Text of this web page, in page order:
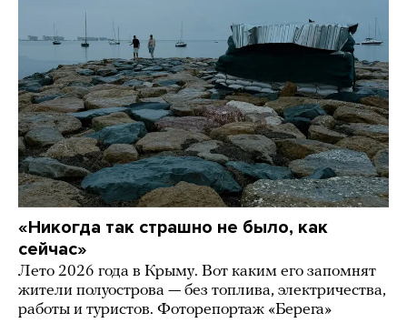
«Никогда так страшно не было, как
сейчас»
Лето 2026 года в Крыму. Вот каким его запомнят
жители полуострова — без топлива, электричества,
работы и туристов. Фоторепортаж «Берега»